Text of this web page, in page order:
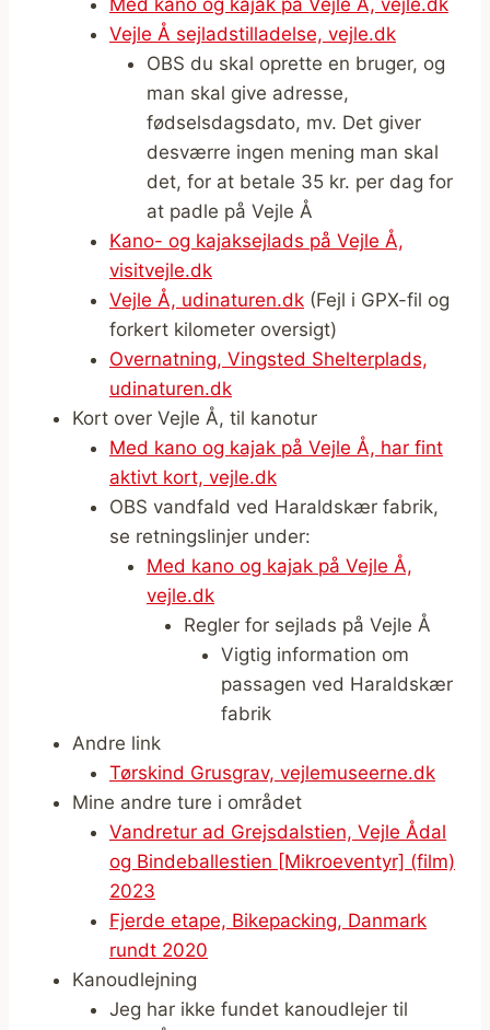
Med kano og kajak på Vejle Å, vejle.dk
Vejle Å sejladstilladelse, vejle.dk
OBS du skal oprette en bruger, og
man skal give adresse,
fødselsdagsdato, mv. Det giver
desværre ingen mening man skal
det, for at betale 35 kr. per dag for
at padle på Vejle Å
Kano- og kajaksejlads på Vejle Å,
visitvejle.dk
Vejle Å, udinaturen.dk (Fejl i GPX-fil og
forkert kilometer oversigt)
Overnatning, Vingsted Shelterplads,
udinaturen.dk
Kort over Vejle Å, til kanotur
Med kano og kajak på Vejle Å, har fint
aktivt kort, vejle.dk
OBS vandfald ved Haraldskær fabrik,
se retningslinjer under:
Med kano og kajak på Vejle Å,
vejle.dk
Regler for sejlads på Vejle Å
Vigtig information om
passagen ved Haraldskær
fabrik
Andre link
Tørskind Grusgrav, vejlemuseerne.dk
Mine andre ture i området
Vandretur ad Grejsdalstien, Vejle Ådal
og Bindeballestien [Mikroeventyr] (film)
2023
Fjerde etape, Bikepacking, Danmark
rundt 2020
Kanoudlejning
Jeg har ikke fundet kanoudlejer til